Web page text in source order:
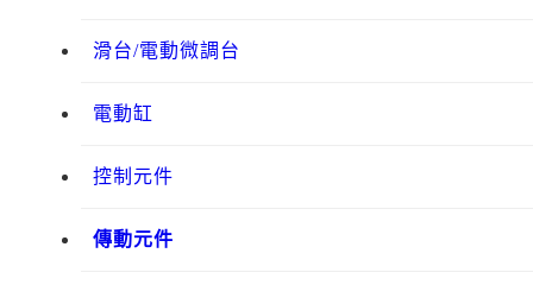
滑台/電動微調台
電動缸
控制元件
傳動元件